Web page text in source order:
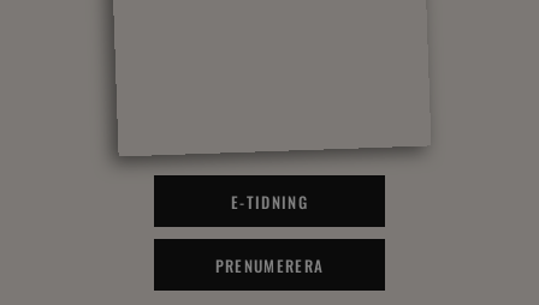
E-TIDNING
PRENUMERERA